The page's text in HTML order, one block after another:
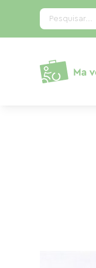
Pesquisar...
Painel de